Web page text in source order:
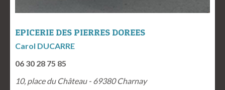
EPICERIE DES PIERRES DOREES
Carol DUCARRE
06 30 28 75 85
10, place du Château - 69380 Charnay